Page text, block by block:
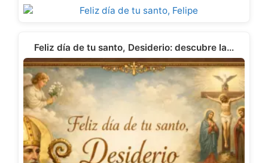
Feliz día de tu santo, Desiderio: descubre la…